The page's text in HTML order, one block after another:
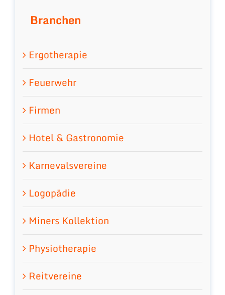
Branchen
Ergotherapie
Feuerwehr
Firmen
Hotel & Gastronomie
Karnevalsvereine
Logopädie
Miners Kollektion
Physiotherapie
Reitvereine